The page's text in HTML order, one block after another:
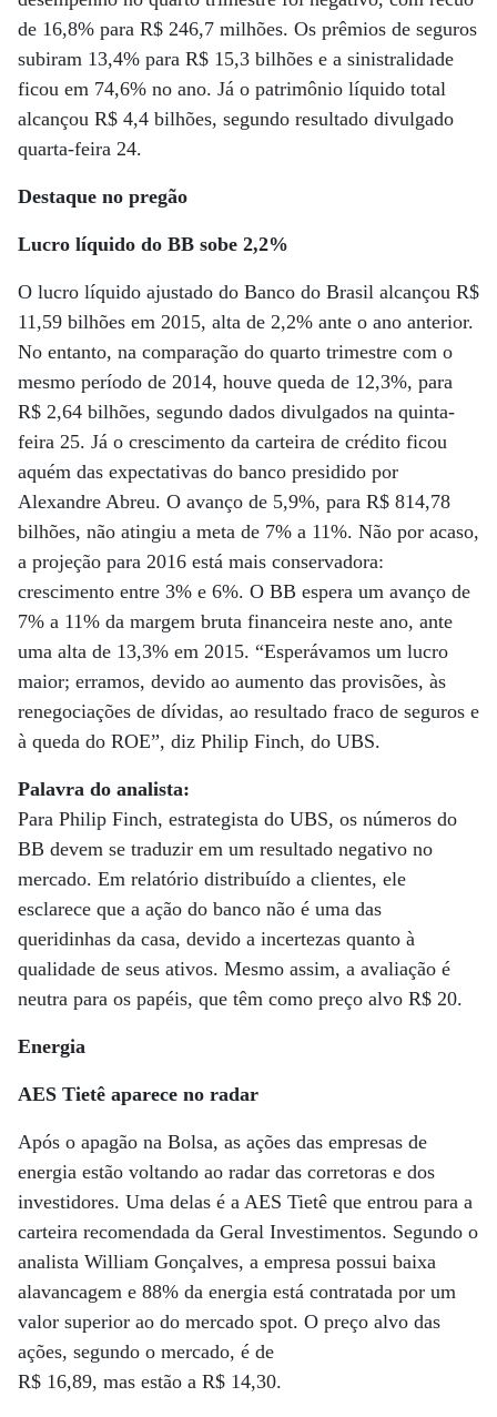
de 16,8% para R$ 246,7 milhões. Os prêmios de seguros
subiram 13,4% para R$ 15,3 bilhões e a sinistralidade
ficou em 74,6% no ano. Já o patrimônio líquido total
alcançou R$ 4,4 bilhões, segundo resultado divulgado
quarta-feira 24.
Destaque no pregão
Lucro líquido do BB sobe 2,2%
O lucro líquido ajustado do Banco do Brasil alcançou R$
11,59 bilhões em 2015, alta de 2,2% ante o ano anterior.
No entanto, na comparação do quarto trimestre com o
mesmo período de 2014, houve queda de 12,3%, para
R$ 2,64 bilhões, segundo dados divulgados na quinta-
feira 25. Já o crescimento da carteira de crédito ficou
aquém das expectativas do banco presidido por
Alexandre Abreu. O avanço de 5,9%, para R$ 814,78
bilhões, não atingiu a meta de 7% a 11%. Não por acaso,
a projeção para 2016 está mais conservadora:
crescimento entre 3% e 6%. O BB espera um avanço de
7% a 11% da margem bruta financeira neste ano, ante
uma alta de 13,3% em 2015. “Esperávamos um lucro
maior; erramos, devido ao aumento das provisões, às
renegociações de dívidas, ao resultado fraco de seguros e
à queda do ROE”, diz Philip Finch, do UBS.
Palavra do analista:
Para Philip Finch, estrategista do UBS, os números do
BB devem se traduzir em um resultado negativo no
mercado. Em relatório distribuído a clientes, ele
esclarece que a ação do banco não é uma das
queridinhas da casa, devido a incertezas quanto à
qualidade de seus ativos. Mesmo assim, a avaliação é
neutra para os papéis, que têm como preço alvo R$ 20.
Energia
AES Tietê aparece no radar
Após o apagão na Bolsa, as ações das empresas de
energia estão voltando ao radar das corretoras e dos
investidores. Uma delas é a AES Tietê que entrou para a
carteira recomendada da Geral Investimentos. Segundo o
analista William Gonçalves, a empresa possui baixa
alavancagem e 88% da energia está contratada por um
valor superior ao do mercado spot. O preço alvo das
ações, segundo o mercado, é de
R$ 16,89, mas estão a R$ 14,30.